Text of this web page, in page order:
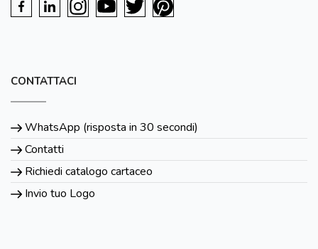
CONTATTACI
WhatsApp (risposta in 30 secondi)
Contatti
Richiedi catalogo cartaceo
Invio tuo Logo